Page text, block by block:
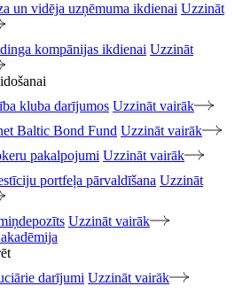
un vidēja uzņēmuma ikdienai Uzzināt
kompānijas ikdienai Uzzināt
kluba darījumos Uzzināt vairāk
Baltic Bond Fund Uzzināt vairāk
pakalpojumi Uzzināt vairāk
portfeļa pārvaldīšana Uzzināt
Uzzināt vairāk
darījumi Uzzināt vairāk